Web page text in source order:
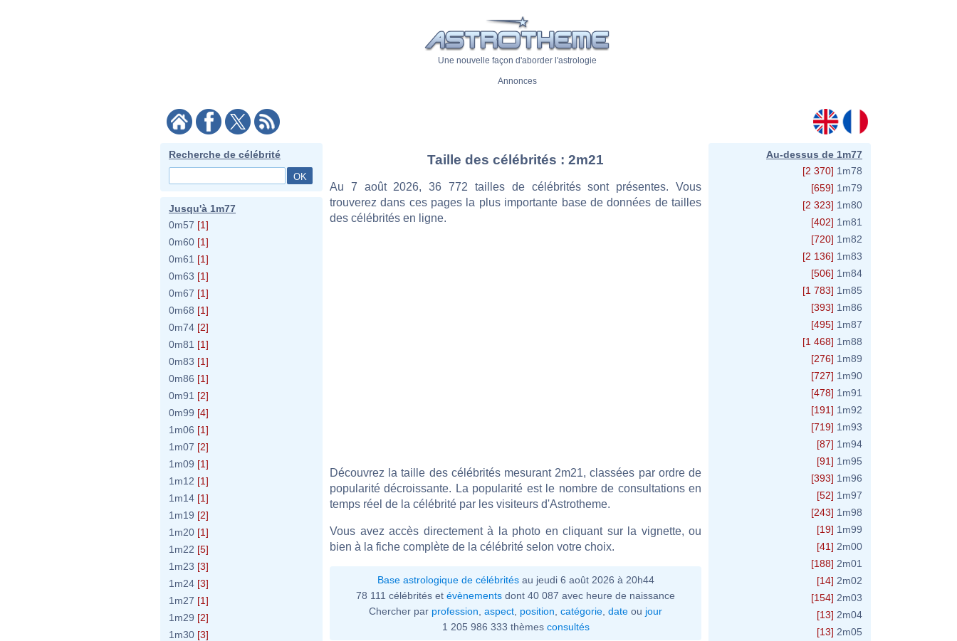
Une nouvelle façon d'aborder l'astrologie
Annonces
Recherche de célébrité
Jusqu'à 1m77
0m57 [1]
0m60 [1]
0m61 [1]
0m63 [1]
0m67 [1]
0m68 [1]
0m74 [2]
0m81 [1]
0m83 [1]
0m86 [1]
0m91 [2]
0m99 [4]
1m06 [1]
1m07 [2]
1m09 [1]
1m12 [1]
1m14 [1]
1m19 [2]
1m20 [1]
1m22 [5]
1m23 [3]
1m24 [3]
1m27 [1]
1m29 [2]
1m30 [3]
Taille des célébrités : 2m21
Au 7 août 2026, 36 772 tailles de célébrités sont présentes. Vous
trouverez dans ces pages la plus importante base de données de tailles
des célébrités en ligne.
Découvrez la taille des célébrités mesurant 2m21, classées par ordre de
popularité décroissante. La popularité est le nombre de consultations en
temps réel de la célébrité par les visiteurs d'Astrotheme.
Vous avez accès directement à la photo en cliquant sur la vignette, ou
bien à la fiche complète de la célébrité selon votre choix.
Base astrologique de célébritésau jeudi 6 août 2026 à 20h44
78 111 célébrités et évènements dont 40 087 avec heure de naissance
Chercher par profession aspect position catégorie date ou jour
1 205 986 333 thèmes consultés
Au-dessus de 1m77
[2 370] 1m78
[659] 1m79
[2 323] 1m80
[402] 1m81
[720] 1m82
[2 136] 1m83
[506] 1m84
[1 783] 1m85
[393] 1m86
[495] 1m87
[1 468] 1m88
[276] 1m89
[727] 1m90
[478] 1m91
[191] 1m92
[719] 1m93
[87] 1m94
[91] 1m95
[393] 1m96
[52] 1m97
[243] 1m98
[19] 1m99
[41] 2m00
[188] 2m01
[14] 2m02
[154] 2m03
[13] 2m04
[13] 2m05